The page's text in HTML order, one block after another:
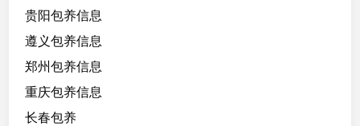
贵阳包养信息
遵义包养信息
郑州包养信息
重庆包养信息
长春包养